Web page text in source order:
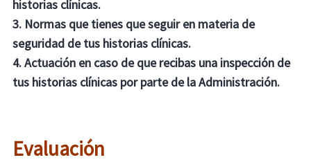
historias clínicas.
3. Normas que tienes que seguir en materia de
seguridad de tus historias clínicas.
4. Actuación en caso de que recibas una inspección de
tus historias clínicas por parte de la Administración.
Evaluación